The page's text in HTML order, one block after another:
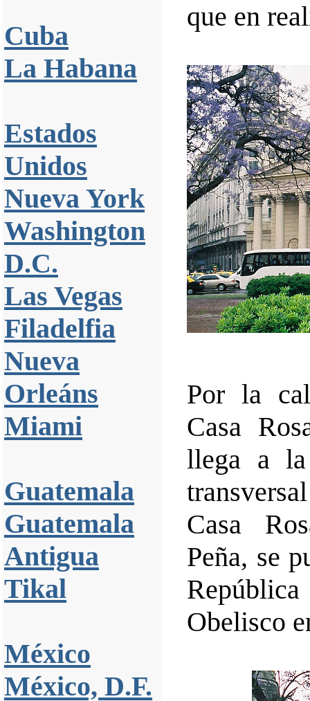
Cuba
La Habana
Estados
Unidos
Nueva York
Washington
D.C.
Las Vegas
Filadelfia
Nueva
Orleáns
Miami
Guatemala
Guatemala
Antigua
Tikal
México
México, D.F.
que en
Por la
Casa
llega a
Casa
Peña, se
Obelisco